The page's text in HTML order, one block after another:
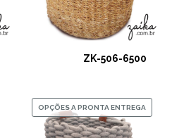
ZK-506-6500
OPÇÕES A PRONTA ENTREGA